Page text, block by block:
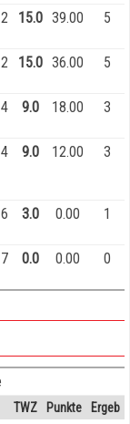
2 15.0 39.00 5
2 15.0 36.00 5
4 9.0 18.00 3
4 9.0 12.00 3
6 3.0 0.00 1
7 0.0 0.00 0
TWZ Punkte Ergeb